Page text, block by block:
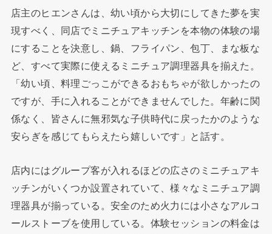
店主のヒエンさんは、幼い頃から大切にしてきた夢を実
現すべく、同店でミニチュアキッチンを本物の体験の場
にすることを決意し、鍋、フライパン、包丁、まな板な
ど、すべて実際に使えるミニチュア調理器具を揃えた。
「幼い頃、料理ごっこができるおもちゃが欲しかったの
ですが、手に入れることができませんでした。年齢に関
係なく、皆さんに無邪気な子供時代に戻ったかのような
安らぎを感じてもらえたら嬉しいです」と話す。
店内にはグループ客が入れるほどの広さのミニチュアキ
ッチンがいくつか設置されていて、様々なミニチュア調
理器具が揃っている。安全のため火力には小さなアルコ
ールストーブを使用している。体験セッションの料金は